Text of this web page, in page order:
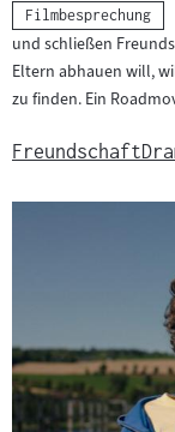
Kategorie:
Filmbesprechung
und schließen
Eltern abhauen will,
zu finden. Ein
Freundschaft